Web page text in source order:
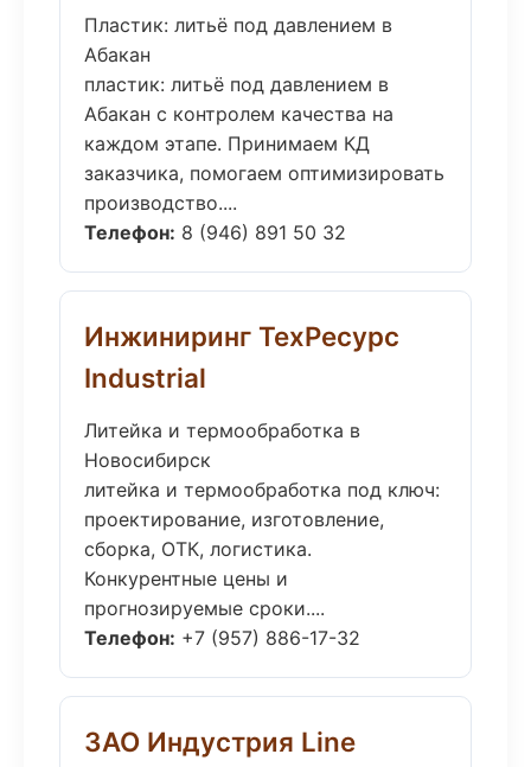
Пластик: литьё под давлением в
Абакан
пластик: литьё под давлением в
Абакан с контролем качества на
каждом этапе. Принимаем КД
заказчика, помогаем оптимизировать
производство....
Телефон: 8 (946) 891 50 32
Инжиниринг ТехРесурс
Industrial
Литейка и термообработка в
Новосибирск
литейка и термообработка под ключ:
проектирование, изготовление,
сборка, ОТК, логистика.
Конкурентные цены и
прогнозируемые сроки....
Телефон: +7 (957) 886-17-32
ЗАО Индустрия Line